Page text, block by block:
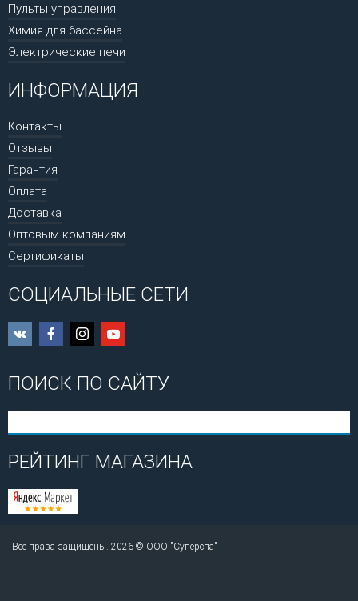
Пульты управления
Химия для бассейна
Электрические печи
ИНФОРМАЦИЯ
Контакты
Отзывы
Гарантия
Оплата
Доставка
Оптовым компаниям
Сертификаты
СОЦИАЛЬНЫЕ СЕТИ
ПОИСК ПО САЙТУ
РЕЙТИНГ МАГАЗИНА
Все права защищены. 2026 © ООО "Суперспа"